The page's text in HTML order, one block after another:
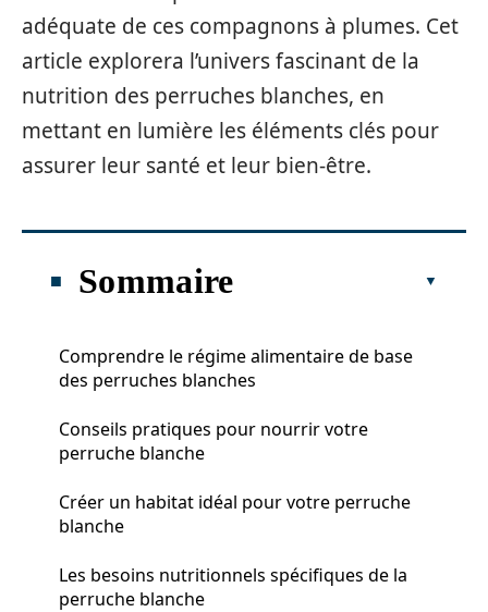
adéquate de ces compagnons à plumes. Cet
article explorera l’univers fascinant de la
nutrition des perruches blanches, en
mettant en lumière les éléments clés pour
assurer leur santé et leur bien-être.
Sommaire
Comprendre le régime alimentaire de base
des perruches blanches
Conseils pratiques pour nourrir votre
perruche blanche
Créer un habitat idéal pour votre perruche
blanche
Les besoins nutritionnels spécifiques de la
perruche blanche